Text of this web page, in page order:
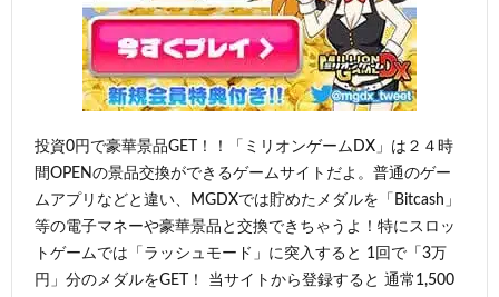
投資0円で豪華景品GET！！「ミリオンゲームDX」は２４時
間OPENの景品交換ができるゲームサイトだよ。普通のゲー
ムアプリなどと違い、MGDXでは貯めたメダルを「Bitcash」
等の電子マネーや豪華景品と交換できちゃうよ！特にスロッ
トゲームでは「ラッシュモード」に突入すると 1回で「3万
円」分のメダルをGET！ 当サイトから登録すると 通常1,500